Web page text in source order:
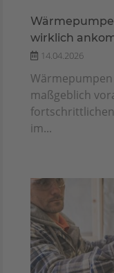
wirklich
14.04.2026
maßgeblich
im...